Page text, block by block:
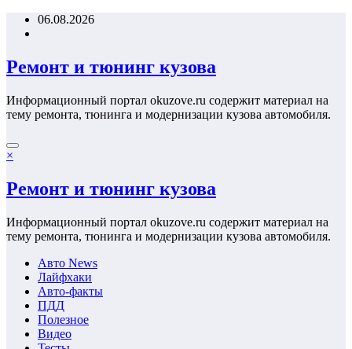
Перейти06.08.2026
Ремонт и тюнинг кузова
Информационный портал okuzove.ru содержит материал на
тему ремонта, тюнинга и модернизации кузова автомобиля.
×
Ремонт и тюнинг кузова
Информационный портал okuzove.ru содержит материал на
тему ремонта, тюнинга и модернизации кузова автомобиля.
Авто News
Лайфхаки
Авто-факты
ПДД
Полезное
Видео